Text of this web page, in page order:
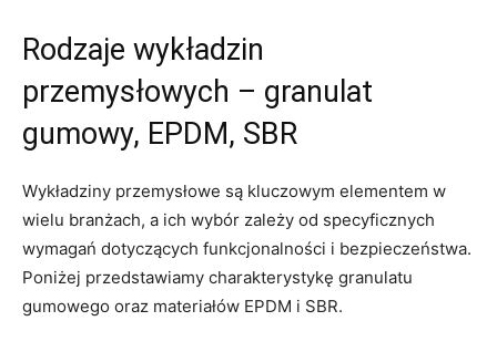
Rodzaje wykładzin
przemysłowych – granulat
gumowy, EPDM, SBR
Wykładziny przemysłowe są kluczowym elementem w
wielu branżach, a ich wybór zależy od specyficznych
wymagań dotyczących funkcjonalności i bezpieczeństwa.
Poniżej przedstawiamy charakterystykę granulatu
gumowego oraz materiałów EPDM i SBR.